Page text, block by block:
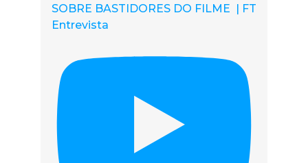
SOBRE BASTIDORES DO FILME | FT
Entrevista